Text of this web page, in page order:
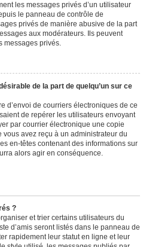
les messages privés d’un utilisateur
le panneau de contrôle de
privés de manière abusive de la part
aux modérateurs. Ils peuvent
messages privés.
de la part de quelqu’un sur ce
d’envoi de courriers électroniques de ce
de repérer les utilisateurs envoyant
par courrier électronique une copie
avez reçu à un administrateur du
en-têtes contenant des informations sur
alors agir en conséquence.
?
et trier certains utilisateurs du
d’amis seront listés dans le panneau de
rapidement leur statut en ligne et leur